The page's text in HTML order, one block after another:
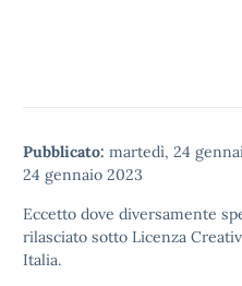
Pubblicato: martedì, 24
24 gennaio 2023
Eccetto dove diversamente
rilasciato sotto Licenza
Italia.